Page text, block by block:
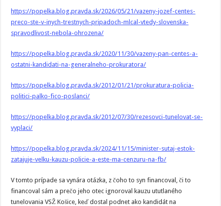
https://popelka.blog.pravda.sk/2026/05/21/vazeny-jozef-centes-
preco-ste-v-inych-trestnych-pripadoch-mlcal-vtedy-slovenska-
spravodlivost-nebola-ohrozena/
https://popelka.blog.pravda.sk/2020/11/30/vazeny-pan-centes-a-
ostatni-kandidati-na-generalneho-prokuratora/
https://popelka.blog.pravda.sk/2012/01/21/prokuratura-policia-
politici-palko-fico-poslanci/
https://popelka.blog.pravda.sk/2012/07/30/rezesovci-tunelovat-se-
vyplaci/
https://popelka.blog.pravda.sk/2024/11/15/minister-sutaj-estok-
zatajuje-velku-kauzu-policie-a-este-ma-cenzuru-na-fb/
V tomto prípade sa vynára otázka, z čoho to syn financoval, či to
financoval sám a prečo jeho otec ignoroval kauzu ututlaného
tunelovania VSŽ Košice, keď dostal podnet ako kandidát na